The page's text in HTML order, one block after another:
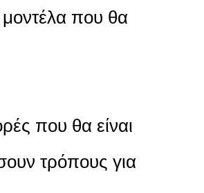
που θα
που θα είναι
τρόπους για